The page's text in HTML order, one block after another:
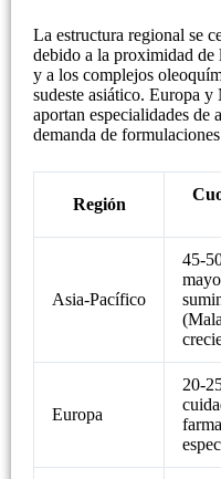
La estructura regional se
debido a la proximidad de
y a los complejos
sudeste asiático. Europa y
aportan especialidades de
demanda de
Región
Asia-Pacífico
45-
Europa
20-